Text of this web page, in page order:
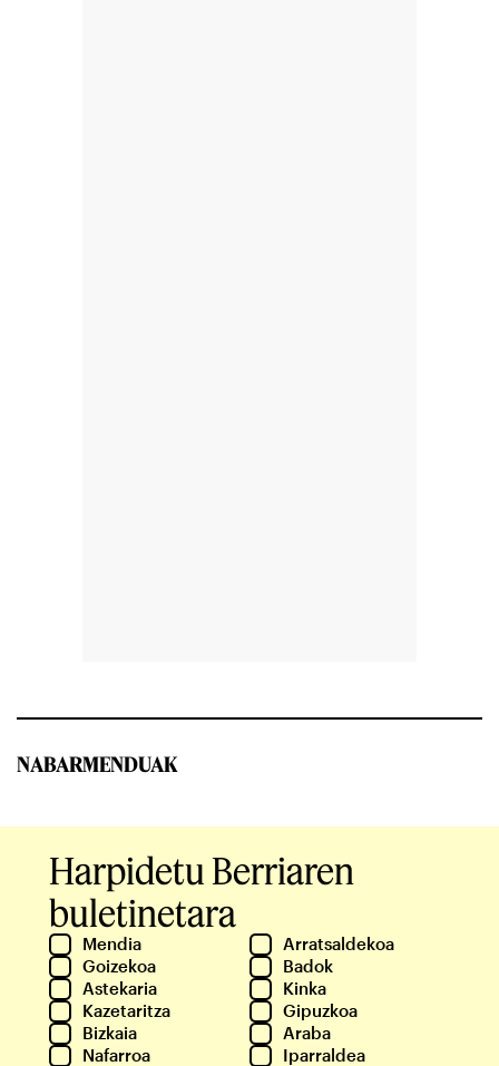
NABARMENDUAK
Harpidetu Berriaren
buletinetara
Mendia
Arratsaldekoa
Goizekoa
Badok
Astekaria
Kinka
Kazetaritza
Gipuzkoa
Bizkaia
Araba
Nafarroa
Iparraldea